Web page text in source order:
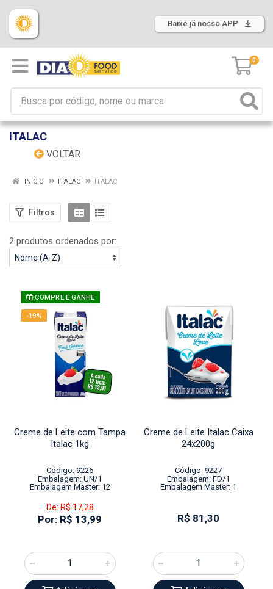
Baixe já nosso APP
0
ITALAC
VOLTAR
INÍCIO ITALAC ITALAC
Filtros
2 produtos ordenados por:
COMPRE E GANHE
-19%
Creme de Leite com Tampa
Italac 1kg
Código: 9226
Embalagem: UN/1
Embalagem Master: 12
De: R$ 17,28
Por: R$ 13,99
Creme de Leite Italac Caixa
24x200g
Código: 9227
Embalagem: FD/1
Embalagem Master: 1
R$ 81,30